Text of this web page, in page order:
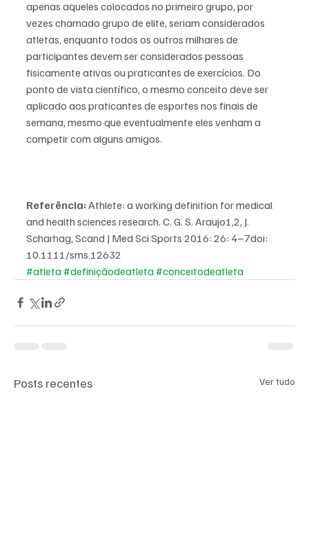
apenas aqueles colocados no primeiro grupo, por
vezes chamado grupo de elite, seriam considerados
atletas, enquanto todos os outros milhares de
participantes devem ser considerados pessoas
fisicamente ativas ou praticantes de exercícios. Do
ponto de vista científico, o mesmo conceito deve ser
aplicado aos praticantes de esportes nos finais de
semana, mesmo que eventualmente eles venham a
competir com alguns amigos.
Referência: Athlete: a working definition for medical
and health sciences research. C. G. S. Araujo1,2, J.
Scharhag, Scand J Med Sci Sports 2016: 26: 4–7doi:
10.1111/sms.12632
#atleta #definiçãodeatleta #conceitodeatleta
Posts recentes Ver tudo